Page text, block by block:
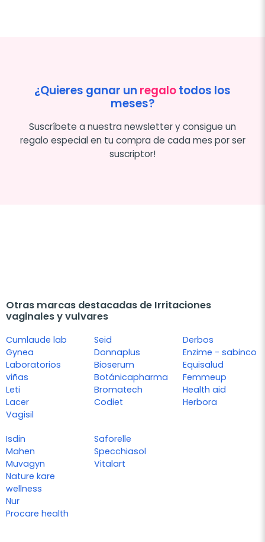
¿Quieres ganar un regalotodos los
meses?
Suscríbete a nuestra newsletter y consigue un
regalo especial en tu compra de cada mes por ser
suscriptor!
Otras marcas destacadas de Irritaciones
vaginales y vulvares
Cumlaude lab
Gynea
Laboratorios
viñas
Leti
Lacer
Vagisil
Seid
Donnaplus
Bioserum
Botánicapharma
Bromatech
Codiet
Derbos
Enzime - sabinco
Equisalud
Femmeup
Health aid
Herbora
Isdin
Mahen
Muvagyn
Nature kare
wellness
Nur
Procare health
Saforelle
Specchiasol
Vitalart